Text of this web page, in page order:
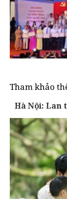
Tham khảo
Hà Nội: Lan